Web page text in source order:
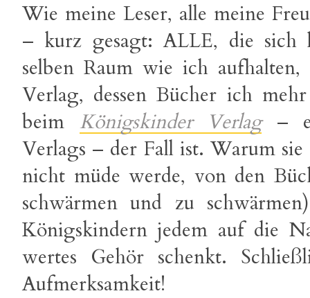
Wie meine Leser, alle meine
– kurz gesagt: ALLE, die
selben Raum wie ich
Verlag, dessen Bücher ich
beim Königskinder Verlag–
Verlags – der Fall ist. Warum
nicht müde werde, von den
schwärmen und zu
Königskindern jedem auf die
wertes Gehör schenkt.
Aufmerksamkeit!